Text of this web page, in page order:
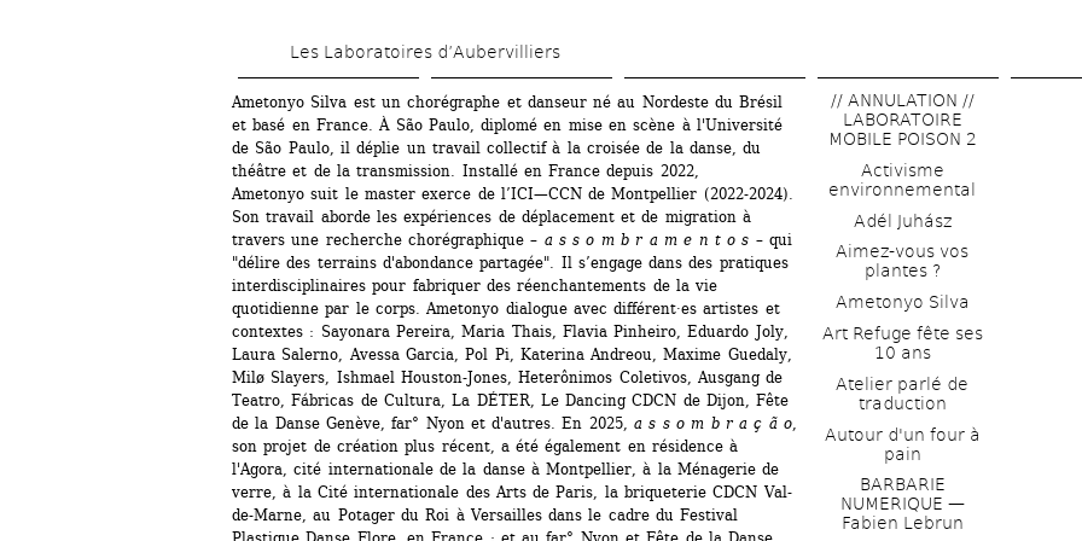
contenu
principal
Les Laboratoires d’Aubervilliers
Ametonyo Silva est un chorégraphe et danseur né au Nordeste du Brésil
et basé en France. À São Paulo, diplomé en mise en scène à l'Université
de São Paulo, il déplie un travail collectif à la croisée de la danse, du
théâtre et de la transmission. Installé en France depuis 2022,
Ametonyo suit le master exerce de l’ICI—CCN de Montpellier (2022-2024).
Son travail aborde les expériences de déplacement et de migration à
travers une recherche chorégraphique – a s s o m b r a m e n t o s – qui
"délire des terrains d'abondance partagée". Il s’engage dans des pratiques
interdisciplinaires pour fabriquer des réenchantements de la vie
quotidienne par le corps. Ametonyo dialogue avec différent·es artistes et
contextes : Sayonara Pereira, Maria Thais, Flavia Pinheiro, Eduardo Joly,
Laura Salerno, Avessa Garcia, Pol Pi, Katerina Andreou, Maxime Guedaly,
Milø Slayers, Ishmael Houston-Jones, Heterônimos Coletivos, Ausgang de
Teatro, Fábricas de Cultura, La DÉTER, Le Dancing CDCN de Dijon, Fête
de la Danse Genève, far° Nyon et d'autres. En 2025, a s s o m b r a ç ã o,
son projet de création plus récent, a été également en résidence à
l'Agora, cité internationale de la danse à Montpellier, à la Ménagerie de
verre, à la Cité internationale des Arts de Paris, la briqueterie CDCN Val-
de-Marne, au Potager du Roi à Versailles dans le cadre du Festival
// ANNULATION //
LABORATOIRE
MOBILE POISON 2
Activisme
environnemental
Adél Juhász
Aimez-vous vos
plantes ?
Ametonyo Silva
Art Refuge fête ses
10 ans
Atelier parlé de
traduction
Autour d'un four à
pain
BARBARIE
NUMERIQUE —
Fabien Lebrun